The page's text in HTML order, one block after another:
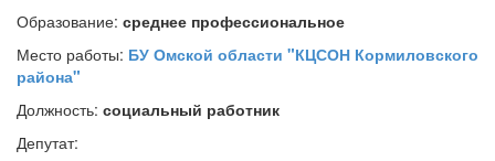
Образование: среднее профессиональное
Место работы: БУ Омской области "КЦСОН Кормиловского
района"
Должность: социальный работник
Депутат: